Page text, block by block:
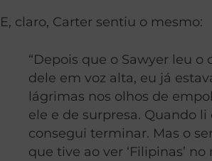
E, claro, Carter sentiu o mesmo:
“Depois que o Sawyer leu o
dele em voz alta, eu já
lágrimas nos olhos de
ele e de surpresa. Quando li
consegui terminar. Mas o
que tive ao ver ‘Filipinas’ no